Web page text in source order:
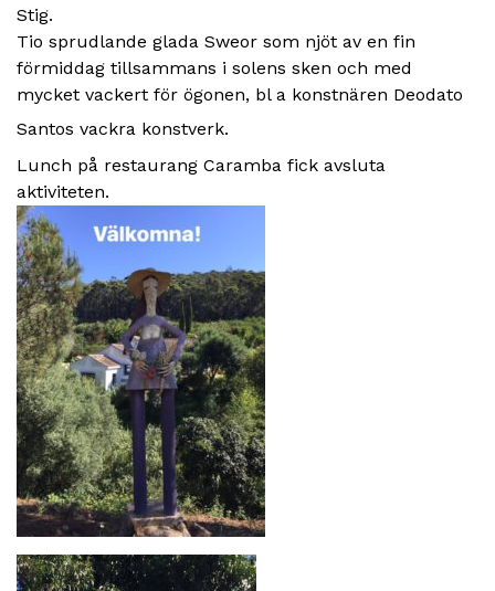
Stig.
Tio sprudlande glada Sweor som njöt av en fin
förmiddag tillsammans i solens sken och med
mycket vackert för ögonen, bl a konstnären Deodato
Santos vackra konstverk.
Lunch på restaurang Caramba fick avsluta
aktiviteten.